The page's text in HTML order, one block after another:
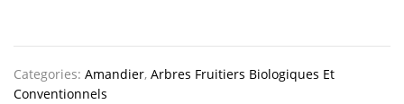
Categories: Amandier, Arbres Fruitiers Biologiques Et
Conventionnels